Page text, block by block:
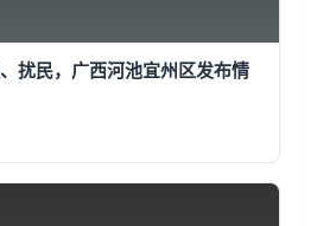
扰民，广西河池宜州区发布情